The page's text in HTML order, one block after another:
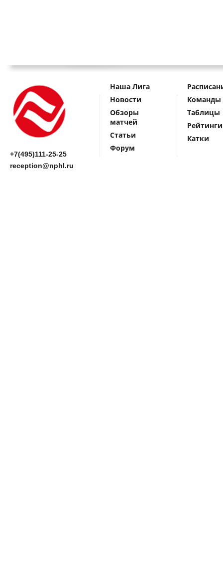
+7(495)111-25-25
reception@nphl.ru
Наша Лига
Новости
Обзоры
матчей
Статьи
Форум
Команды
Таблицы
Рейтинги
Катки